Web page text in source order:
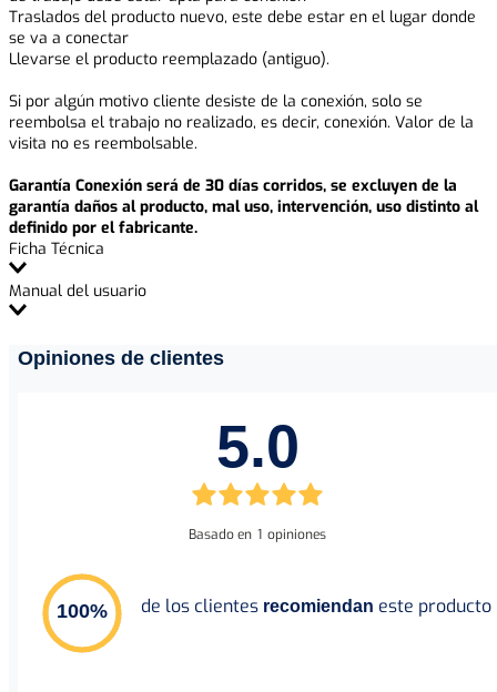
Traslados del producto nuevo, este debe estar en el lugar donde
se va a conectar
Llevarse el producto reemplazado (antiguo).
Si por algún motivo cliente desiste de la conexión, solo se
reembolsa el trabajo no realizado, es decir, conexión. Valor de la
visita no es reembolsable.
Garantía Conexión será de 30 días corridos, se excluyen de la
garantía daños al producto, mal uso, intervención, uso distinto al
definido por el fabricante.
Ficha Técnica
Ficha Técnica
Manual del usuario
Material de apoyo
Manual de Usuario
Opiniones de clientes
5.0
Basado en 1 opiniones
100% de los clientesrecomiendan este producto